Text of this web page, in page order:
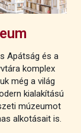
Apátság és a
komplex
még a világ
kialakítású
múzeumot
alkotásait is.